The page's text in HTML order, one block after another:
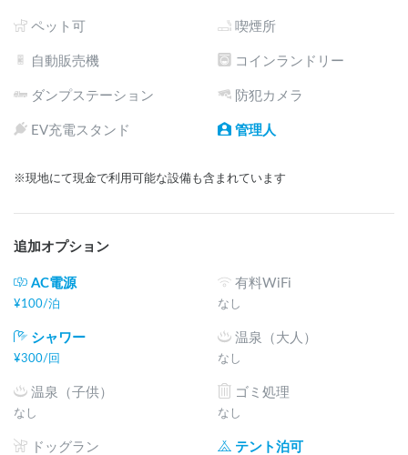
ペット可 喫煙所
自動販売機 コインランドリー
ダンプステーション 防犯カメラ
EV充電スタンド 管理人
※現地にて現金で利用可能な設備も含まれています
追加オプション
AC電源
¥100/泊
有料WiFi
なし
シャワー
¥300/回
温泉（大人）
なし
温泉（子供）
なし
ゴミ処理
なし
ドッグラン テント泊可